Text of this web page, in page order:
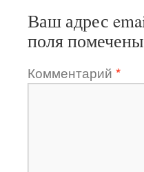
Ваш адрес
поля помечены
Комментарий *